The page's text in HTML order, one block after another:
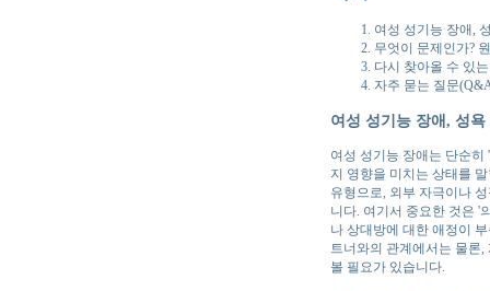
여성 성기능 장애,
무엇이 문제인가?
다시 찾아올 수 있
자주 묻는 질문
여성 성기능 장애, 성
여성 성기능 장애는 단순
지 영향을 미치는 상태를
유형으로, 외부 자극이나
니다. 여기서 중요한 것은 '
나 상대방에 대한 애정이
트너와의 관계에서는 물론
볼 필요가 있습니다.